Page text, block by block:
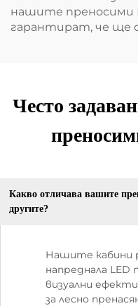
нашите преносими
гарантират, че ще
Често
Какво отличава вашите
другите?
Нашите кабини
напреднала LED
визуални
за лесно